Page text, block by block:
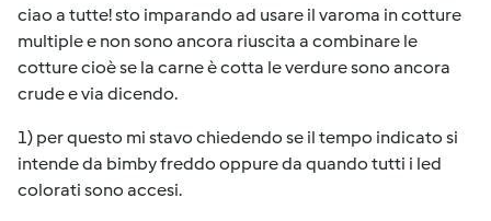
ciao a tutte! sto imparando ad usare il varoma in cotture
multiple e non sono ancora riuscita a combinare le
cotture cioè se la carne è cotta le verdure sono ancora
crude e via dicendo.
1) per questo mi stavo chiedendo se il tempo indicato si
intende da bimby freddo oppure da quando tutti i led
colorati sono accesi.